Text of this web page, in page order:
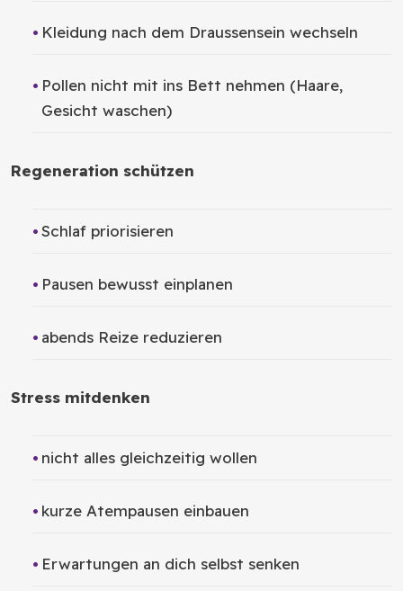
Kleidung nach dem Draussensein wechseln
Pollen nicht mit ins Bett nehmen (Haare,
Gesicht waschen)
Regeneration schützen
Schlaf priorisieren
Pausen bewusst einplanen
abends Reize reduzieren
Stress mitdenken
nicht alles gleichzeitig wollen
kurze Atempausen einbauen
Erwartungen an dich selbst senken